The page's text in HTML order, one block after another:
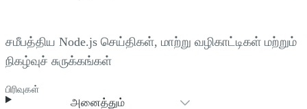
சமீபத்திய Node.js செய்திகள், மாற்று வழிகாட்டிகள் மற்றும்
நிகழ்வுச் சுருக்கங்கள்
பிரிவுகள்
அனைத்தும்